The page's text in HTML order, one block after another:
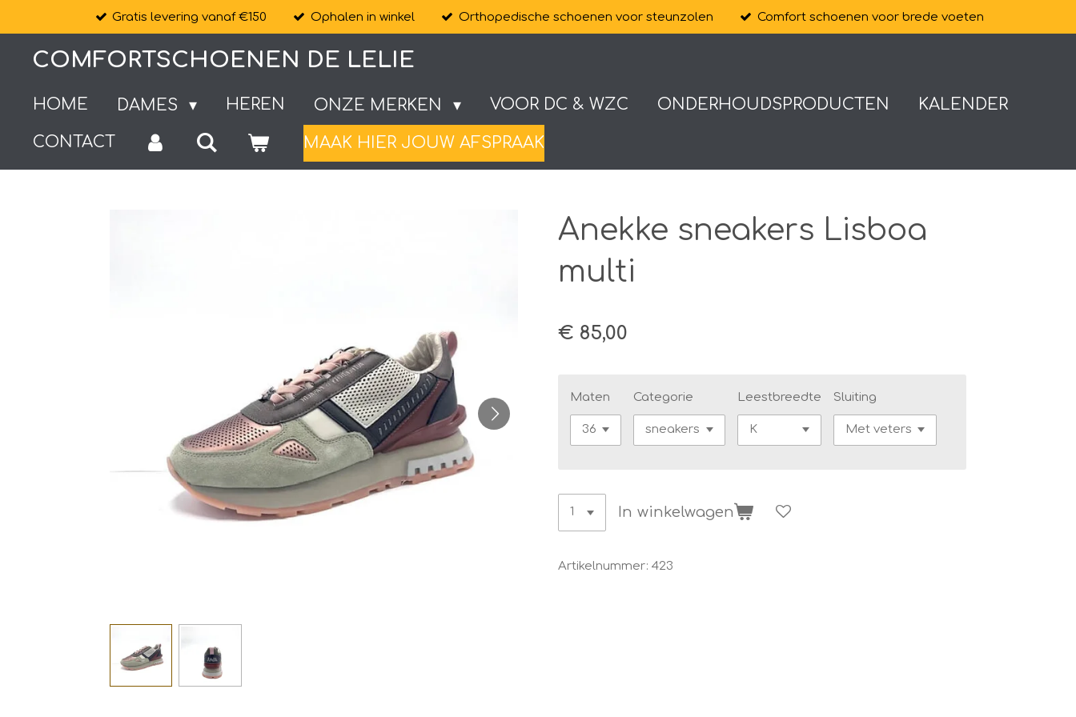
hoofdinhoud
Gratis levering vanaf €150 Ophalen in winkel Orthopedische schoenen voor steunzolen Comfort schoenen voor brede voeten
COMFORTSCHOENEN DE LELIE
HOME DAMES HEREN ONZE MERKEN VOOR DC & WZC ONDERHOUDSPRODUCTEN KALENDER
CONTACT MAAK HIER JOUW AFSPRAAK
Anekke sneakers Lisboa
multi
€ 85,00
Maten Categorie Leestbreedte Sluiting
In winkelwagen
Artikelnummer: 423